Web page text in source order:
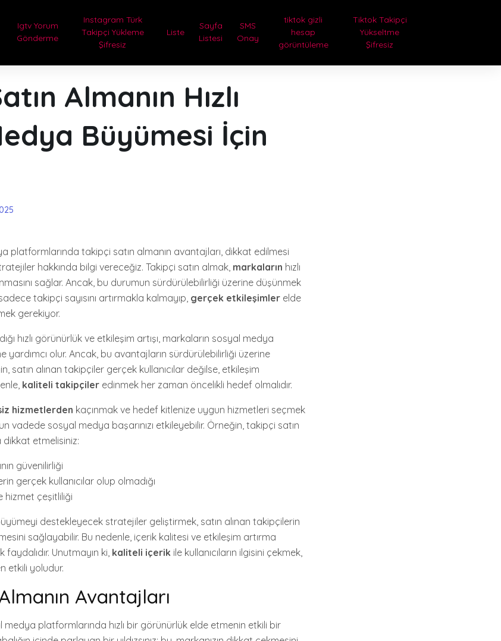
Igtv Yorum
Gönderme
Instagram Türk
Takipçi Yükleme
Şifresiz
Liste
Sayfa
Listesi
SMS
Onay
tiktok gizli
hesap
görüntüleme
Tiktok Takipçi
Yükseltme
Şifresiz
Almanın Hızlı
Büyümesi İçin
platformlarında takipçi satın almanın avantajları, dikkat edilmesi
hakkında bilgi vereceğiz. Takipçi satın almak, markaların hızlı
sağlar. Ancak, bu durumun sürdürülebilirliği üzerine düşünmek
takipçi sayısını artırmakla kalmayıp, gerçek etkileşimler elde
gerekiyor.
hızlı görünürlük ve etkileşim artışı, markaların sosyal medya
yardımcı olur. Ancak, bu avantajların sürdürülebilirliği üzerine
satın alınan takipçiler gerçek kullanıcılar değilse, etkileşim
kaliteli takipçiler edinmek her zaman öncelikli hedef olmalıdır.
hizmetlerden kaçınmak ve hedef kitlenize uygun hizmetleri seçmek
vadede sosyal medya başarınızı etkileyebilir. Örneğin, takipçi satın
dikkat etmelisiniz:
güvenilirliği
gerçek kullanıcılar olup olmadığı
hizmet çeşitliliği
destekleyecek stratejiler geliştirmek, satın alınan takipçilerin
sağlayabilir. Bu nedenle, içerik kalitesi ve etkileşim artırma
Unutmayın ki, kaliteli içerik ile kullanıcıların ilgisini çekmek,
etkili yoludur.
Avantajları
medya platformlarında hızlı bir görünürlük elde etmenin etkili bir